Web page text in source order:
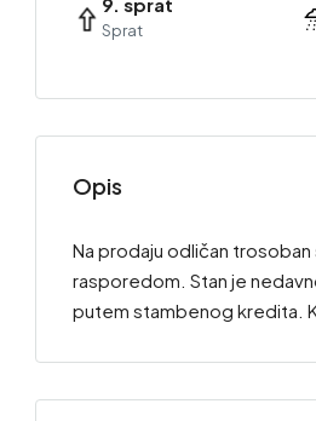
Sprat
Opis
Na prodaju odličan
rasporedom. Stan je
putem stambenog kredita.